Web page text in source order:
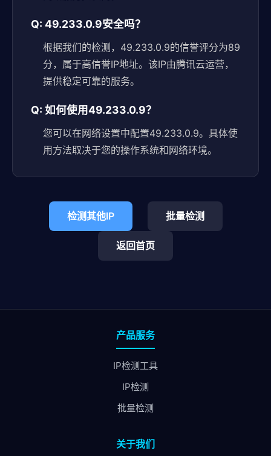
Q: 49.233.0.9安全吗？
根据我们的检测，49.233.0.9的信誉评分为89
分，属于高信誉IP地址。该IP由腾讯云运营，
提供稳定可靠的服务。
Q: 如何使用49.233.0.9？
您可以在网络设置中配置49.233.0.9。具体使
用方法取决于您的操作系统和网络环境。
检测其他IP 批量检测
返回首页
产品服务
IP检测工具
IP检测
批量检测
关于我们